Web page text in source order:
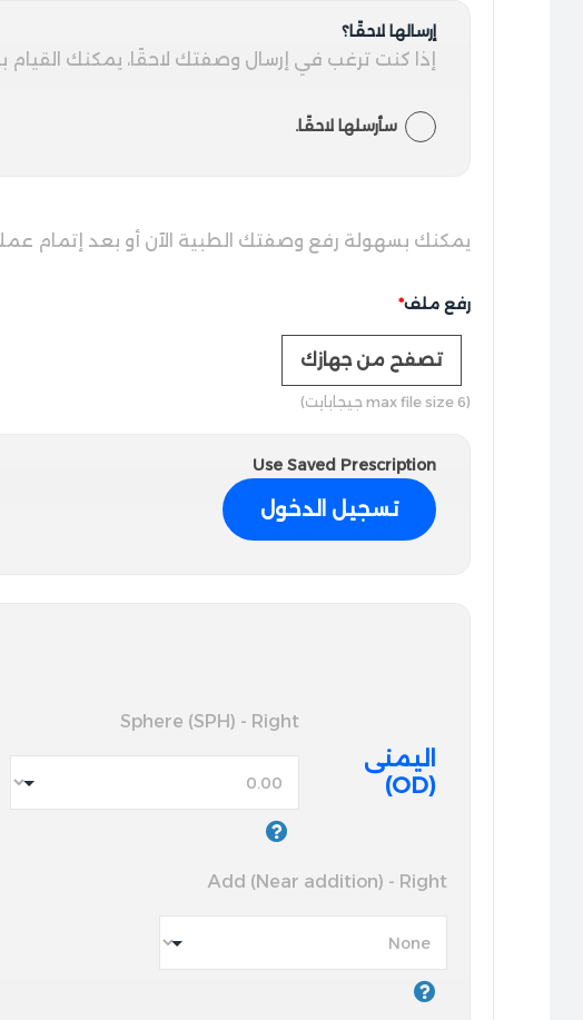
إرسالها لاحقًا؟
إذا كنت ترغب في إرسال وصفتك لاحقًا، يمكنك القيام
سأرسلها لاحقًا.
يمكنك بسهولة رفع وصفتك الطبية الآن أو بعد إتمام
رفع ملف*
تصفح من جهازك
(max file size 6 جيجابايت)
Use Saved Prescription
تسجيل الدخول
اليمنى
(OD)
Sphere (SPH) - Right
Add (Near addition) - Right